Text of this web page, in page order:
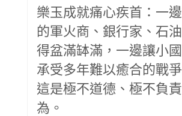
樂玉成就痛心疾首：一
的軍火商、銀行家、石
得盆滿缽滿，一邊讓小
承受多年難以癒合的戰爭
這是極不道德、極不負
為。